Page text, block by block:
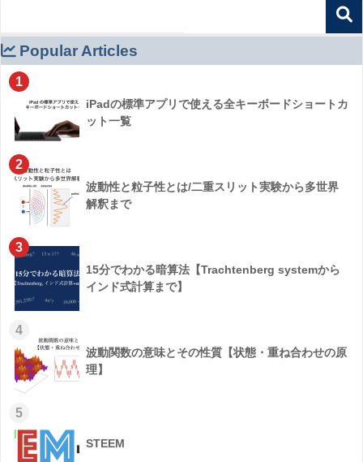
Popular Articles
1
iPadの標準アプリで使える全キーボードショートカ
ット一覧
2
波動性と粒子性とは/二重スリット実験から多世界
解釈まで
3
15分でわかる暗算法【Trachtenberg systemから
インド式計算まで】
4
波動関数の意味とその性質【状態・重ね合わせの原
理】
5
STEEM